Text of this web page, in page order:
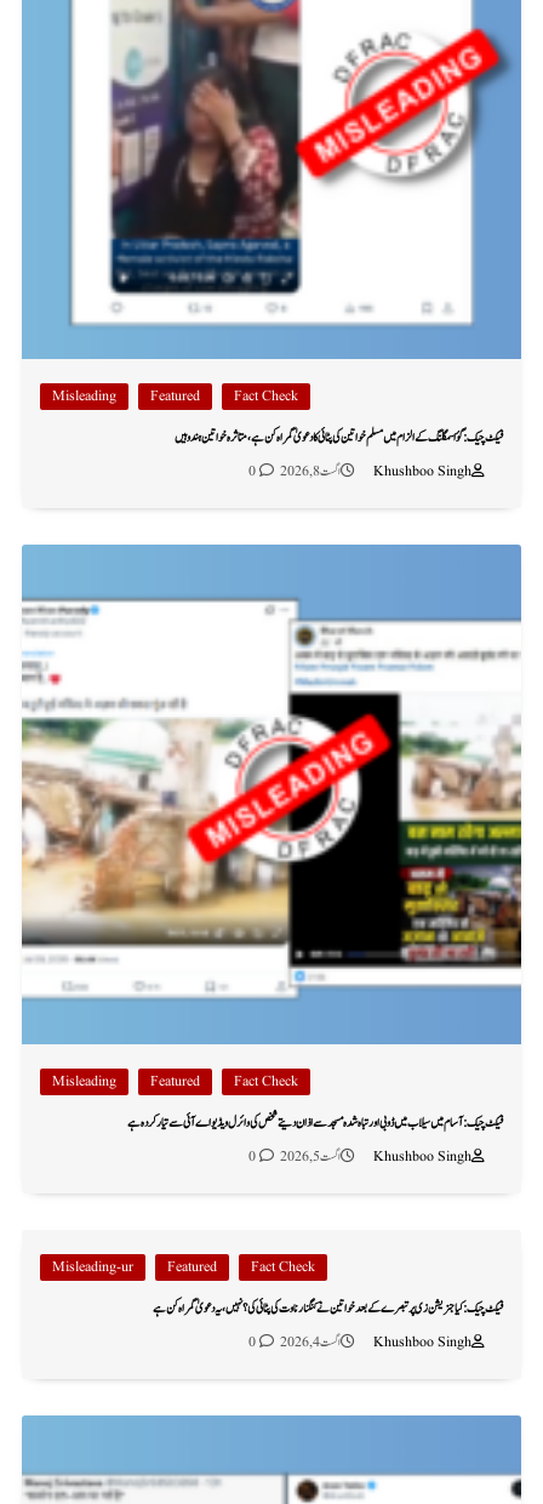
Fact Check
Featured
Misleading
فیکٹ چیک: گؤ اسمگلنگ کے الزام میں مسلم خواتین کی پٹائی کا دعویٰ گمراہ کن ہے، متاثرہ خواتین ہندو ہیں
Khushboo Singh
اگست 8, 2026 0
Fact Check
Featured
Misleading
فیکٹ چیک: آسام میں سیلاب میں ڈوبی اور تباہ شدہ مسجد سے اذان دیتے شخص کی وائرل ویڈیو اے آئی سے تیار کردہ ہے
Khushboo Singh
اگست 5, 2026 0
Fact Check
Featured
Misleading-ur
فیکٹ چیک: کیا جنریشن زی پر تبصرے کے بعد خواتین نے کنگنا رناوت کی پٹائی کی؟ نہیں، یہ دعویٰ گمراہ کن ہے
Khushboo Singh
اگست 4, 2026 0